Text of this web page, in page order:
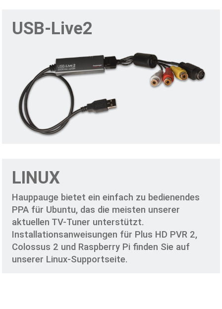
USB-Live2
LINUX
Hauppauge bietet ein einfach zu bedienendes
PPA für Ubuntu, das die meisten unserer
aktuellen TV-Tuner unterstützt.
Installationsanweisungen für Plus HD PVR 2,
Colossus 2 und Raspberry Pi finden Sie auf
unserer Linux-Supportseite.